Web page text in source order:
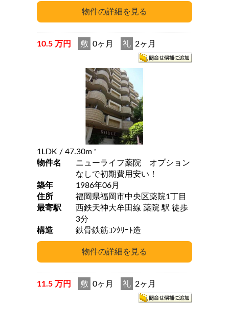
10.5 万円 敷 0ヶ月 礼 2ヶ月
1LDK / 47.30m 2
物件名
ニューライフ薬院 オプション
なしで初期費用安い！
築年
1986年06月
住所
福岡県福岡市中央区薬院1丁目
最寄駅
西鉄天神大牟田線 薬院 駅 徒歩
3分
構造
鉄骨鉄筋ｺﾝｸﾘｰﾄ造
11.5 万円 敷 0ヶ月 礼 2ヶ月